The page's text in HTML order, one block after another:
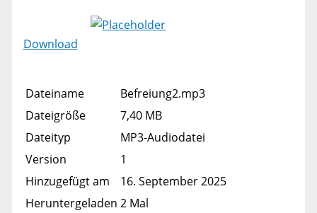
Download
Dateiname
Befreiung2.mp3
Dateigröße
7,40 MB
Dateityp
MP3-Audiodatei
Version
1
Hinzugefügt am
16. September 2025
Heruntergeladen 2 Mal